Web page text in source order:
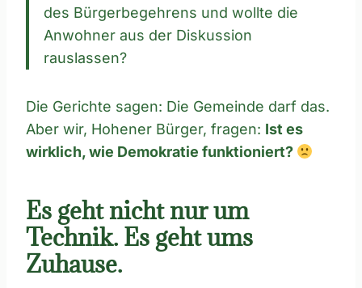
des Bürgerbegehrens und wollte die
Anwohner aus der Diskussion
rauslassen?
Die Gerichte sagen: Die Gemeinde darf das.
Aber wir, Hohener Bürger, fragen: Ist es
wirklich, wie Demokratie funktioniert?
Es geht nicht nur um
Technik. Es geht ums
Zuhause.